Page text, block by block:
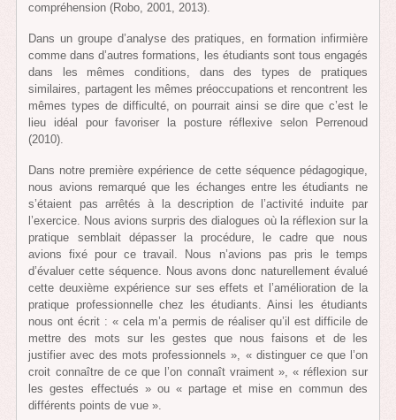
compréhension (Robo, 2001, 2013).
Dans un groupe d’analyse des pratiques, en formation infirmière
comme dans d’autres formations, les étudiants sont tous engagés
dans les mêmes conditions, dans des types de pratiques
similaires, partagent les mêmes préoccupations et rencontrent les
mêmes types de difficulté, on pourrait ainsi se dire que c’est le
lieu idéal pour favoriser la posture réflexive selon Perrenoud
(2010).
Dans notre première expérience de cette séquence pédagogique,
nous avions remarqué que les échanges entre les étudiants ne
s’étaient pas arrêtés à la description de l’activité induite par
l’exercice. Nous avions surpris des dialogues où la réflexion sur la
pratique semblait dépasser la procédure, le cadre que nous
avions fixé pour ce travail. Nous n’avions pas pris le temps
d’évaluer cette séquence. Nous avons donc naturellement évalué
cette deuxième expérience sur ses effets et l’amélioration de la
pratique professionnelle chez les étudiants. Ainsi les étudiants
nous ont écrit : « cela m’a permis de réaliser qu’il est difficile de
mettre des mots sur les gestes que nous faisons et de les
justifier avec des mots professionnels », « distinguer ce que l’on
croit connaître de ce que l’on connaît vraiment », « réflexion sur
les gestes effectués » ou « partage et mise en commun des
différents points de vue ».